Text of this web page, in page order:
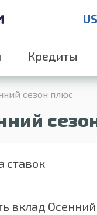
Кредиты
сезон плюс
ставок
вклад